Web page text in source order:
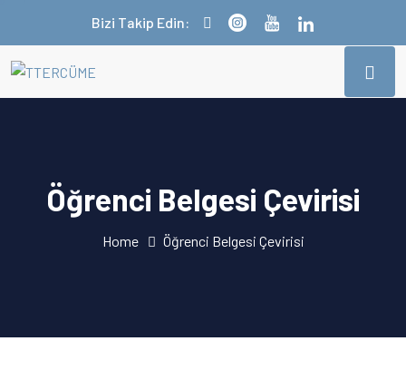
Bizi Takip Edin:
Öğrenci Belgesi Çevirisi
Home Öğrenci Belgesi Çevirisi